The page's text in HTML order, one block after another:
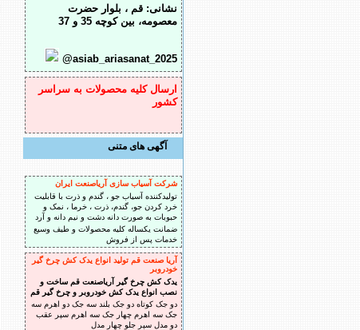
نشانی: قم ، بلوار حضرت
معصومه، بین کوچه 35 و 37
@asiab_ariasanat_2025
ارسال کلیه محصولات به سراسر
کشور
آگهی های متنی
شرکت آسیاب سازی آریاصنعت ایران
تولیدکننده آسیاب جو ، گندم و ذرت با قابلیت
خرد کردن جو، گندم، ذرت ، خرما ، نمک و
حبوبات به صورت دانه دشت و نیم دانه و آرد
ضمانت یکساله کلیه محصولات و طیف وسیع
خدمات پس از فروش
آریا صنعت قم تولید انواع یدک کش چرخ گیر
خودروبر
یدک کش چرخ گیر آریاصنعت قم ساخت و
نصب انواع یدک کش خودروبر و چرخ گیر قم
دو جک کوتاه دو جک بلند سه جک دو اهرم سه
جک سه اهرم چهار جک سه اهرم سپر عقب
دو مدل سپر جلو چهار مدل